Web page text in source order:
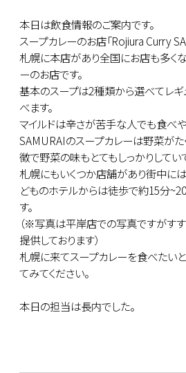
本日は飲食情報のご案内です。
スープカレーのお店「Rojiura Curry
札幌に本店があり全国にお店も多く
ーのお店です。
基本のスープは2種類から選べてレギ
べます。
マイルドは辛さが苦手な人でも食べ
SAMURAIのスープカレーは野菜がた
徴で野菜の味もとてもしっかりしてい
札幌にもいくつか店舗があり街中に
どものホテルからは徒歩で約15分
す。
（※写真は平岸店での写真ですがす
提供しております）
札幌に来てスープカレーを食べたい
てみてください。
本日の担当は長内でした。